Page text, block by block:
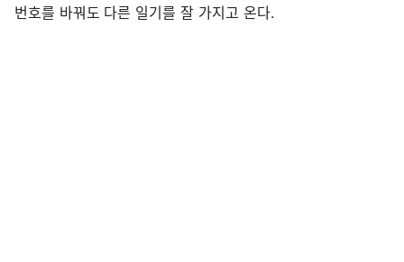
번호를 바꿔도 다른 일기를 잘 가지고 온다.